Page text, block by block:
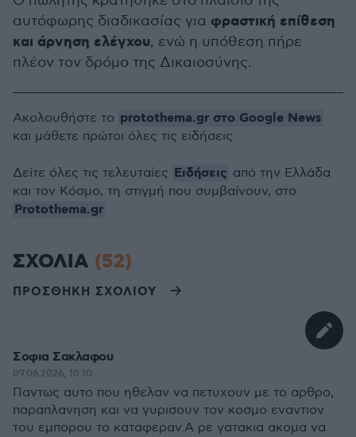
αυτόφωρης διαδικασίας για φραστική επίθεση
και άρνηση ελέγχου, ενώ η υπόθεση πήρε
πλέον τον δρόμο της Δικαιοσύνης.
Ακολουθήστε το protothema.gr στο Google News
και μάθετε πρώτοι όλες τις ειδήσεις
Δείτε όλες τις τελευταίες Ειδήσεις από την Ελλάδα
και τον Κόσμο, τη στιγμή που συμβαίνουν, στο
Protothema.gr
ΣΧΟΛΙΑ (52)
ΠΡΟΣΘΗΚΗ ΣΧΟΛΙΟΥ
Σοφια Σακλαφου
09.06.2026, 10:10
Παντως αυτο που ηθελαν να πετυχουν με το αρθρο,
παραπλανηση και να γυρισουν τον κοσμο εναντιον
του εμπορου το καταφεραν.Α ρε γατακια ακομα να